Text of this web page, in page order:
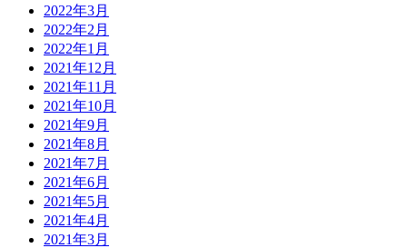
2022年3月
2022年2月
2022年1月
2021年12月
2021年11月
2021年10月
2021年9月
2021年8月
2021年7月
2021年6月
2021年5月
2021年4月
2021年3月